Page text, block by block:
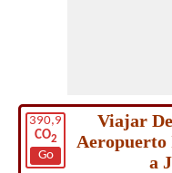
390,9
CO2
Go
Viajar
a